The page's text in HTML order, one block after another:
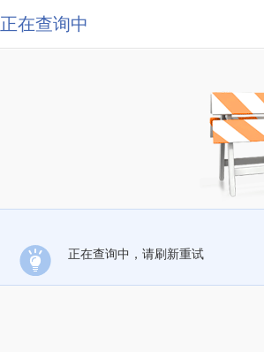
正在查询中
正在查询中，请刷新重试